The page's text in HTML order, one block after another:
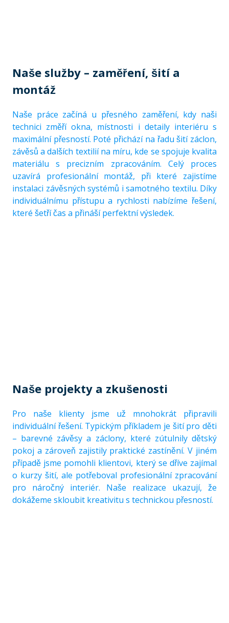
Naše služby – zaměření, šití a
montáž
Naše práce začíná u přesného zaměření, kdy naši
technici změří okna, místnosti i detaily interiéru s
maximální přesností. Poté přichází na řadu šití záclon,
závěsů a dalších textilií na míru, kde se spojuje kvalita
materiálu s precizním zpracováním. Celý proces
uzavírá profesionální montáž, při které zajistíme
instalaci závěsných systémů i samotného textilu. Díky
individuálnímu přístupu a rychlosti nabízíme řešení,
které šetří čas a přináší perfektní výsledek.
Naše projekty a zkušenosti
Pro naše klienty jsme už mnohokrát připravili
individuální řešení. Typickým příkladem je šití pro děti
– barevné závěsy a záclony, které zútulnily dětský
pokoj a zároveň zajistily praktické zastínění. V jiném
případě jsme pomohli klientovi, který se dříve zajímal
o kurzy šití, ale potřeboval profesionální zpracování
pro náročný interiér. Naše realizace ukazují, že
dokážeme skloubit kreativitu s technickou přesností.